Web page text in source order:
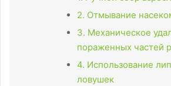
2. Отмывание
3. Механическое
пораженных частей
4. Использование
ловушек